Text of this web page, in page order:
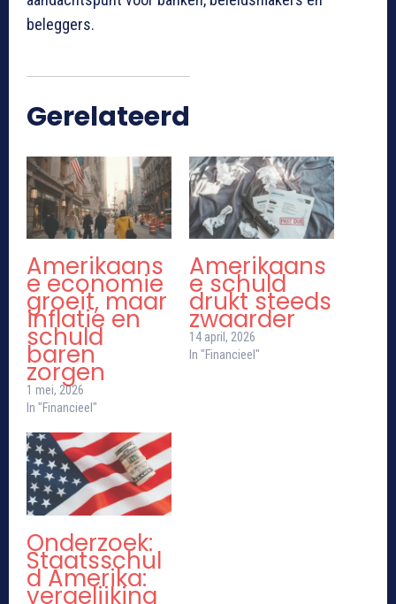
beleggers.
Gerelateerd
Amerikaans
e economie
groeit, maar
inflatie en
schuld
baren
zorgen
1 mei, 2026
In "Financieel"
Amerikaans
e schuld
drukt steeds
zwaarder
14 april, 2026
In "Financieel"
Onderzoek:
Staatsschul
d Amerika:
vergelijking